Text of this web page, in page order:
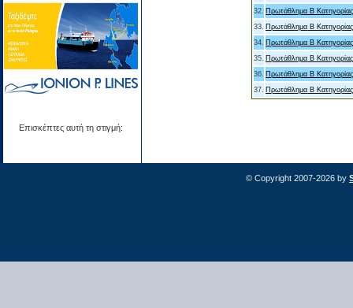
Επισκέπτες αυτή τη στιγμή:
32. Πρωτάθλημα Β Κατηγορίας
33. Πρωτάθλημα Β Κατηγορίας
34. Πρωτάθλημα Β Κατηγορίας
35. Πρωτάθλημα Β Κατηγορίας
36. Πρωτάθλημα Β Κατηγορίας
37. Πρωτάθλημα Β Κατηγορίας
© Copyright 2007-2026 by